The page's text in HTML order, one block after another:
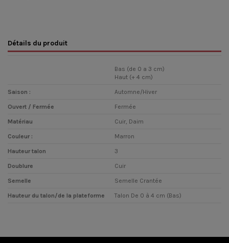
Détails du produit
Bas (de 0 a 3 cm)
Haut (+ 4 cm)
Saison : Automne/Hiver
Ouvert / Fermée Fermée
Matériau Cuir, Daim
Couleur : Marron
Hauteur talon 3
Doublure Cuir
Semelle Semelle Crantée
Hauteur du talon/de la plateforme Talon De 0 à 4 cm (Bas)